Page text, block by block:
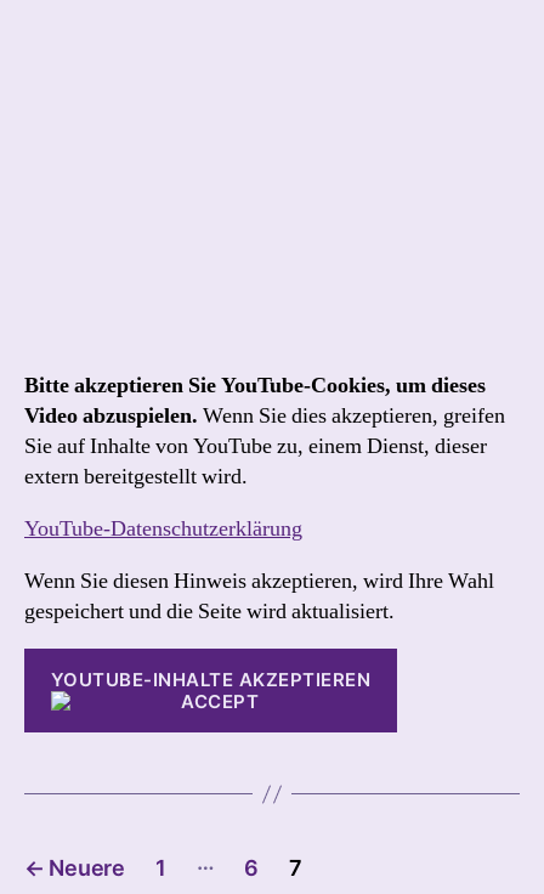
Bitte akzeptieren Sie YouTube-Cookies, um dieses
Video abzuspielen. Wenn Sie dies akzeptieren, greifen
Sie auf Inhalte von YouTube zu, einem Dienst, dieser
extern bereitgestellt wird.
YouTube-Datenschutzerklärung
Wenn Sie diesen Hinweis akzeptieren, wird Ihre Wahl
gespeichert und die Seite wird aktualisiert.
YOUTUBE-INHALTE AKZEPTIEREN
Beitragsnavigation
← Neuere 1 … 6 7